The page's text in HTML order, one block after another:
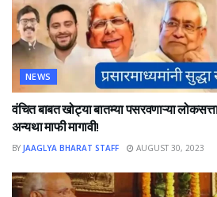
NEWS
वंचित बाबत खोट्या बातम्या पसरवणाऱ्या लोकसत्ता
अन्यथा माफी मागावी!
BY JAAGLYA BHARAT STAFF AUGUST 30, 2023